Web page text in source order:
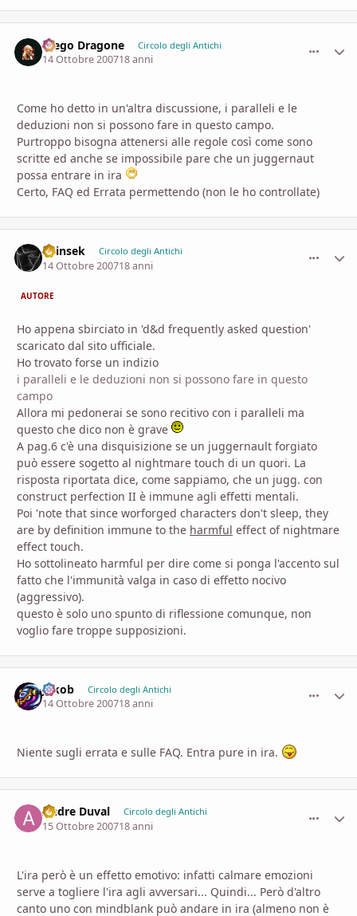
Diego Dragone Circolo degli Antichi
14 Ottobre 200718 anni
Come ho detto in un'altra discussione, i paralleli e le
deduzioni non si possono fare in questo campo.
Purtroppo bisogna attenersi alle regole così come sono
scritte ed anche se impossibile pare che un juggernaut
possa entrare in ira
Certo, FAQ ed Errata permettendo (non le ho controllate)
Shinsek Circolo degli Antichi
14 Ottobre 200718 anni
AUTORE
Ho appena sbirciato in 'd&d frequently asked question'
scaricato dal sito ufficiale.
Ho trovato forse un indizio
i paralleli e le deduzioni non si possono fare in questo
campo
Allora mi pedonerai se sono recitivo con i paralleli ma
questo che dico non è grave
A pag.6 c'è una disquisizione se un juggernault forgiato
può essere sogetto al nightmare touch di un quori. La
risposta riportata dice, come sappiamo, che un jugg. con
construct perfection II è immune agli effetti mentali.
Poi 'note that since worforged characters don't sleep, they
are by definition immune to the harmful effect of nightmare
effect touch.
Ho sottolineato harmful per dire come si ponga l'accento sul
fatto che l'immunità valga in caso di effetto nocivo
(aggressivo).
questo è solo uno spunto di riflessione comunque, non
voglio fare troppe supposizioni.
Jakob Circolo degli Antichi
14 Ottobre 200718 anni
Niente sugli errata e sulle FAQ. Entra pure in ira.
Andre Duval Circolo degli Antichi
15 Ottobre 200718 anni
L'ira però è un effetto emotivo: infatti calmare emozioni
serve a togliere l'ira agli avversari... Quindi... Però d'altro
canto uno con mindblank può andare in ira (almeno non è